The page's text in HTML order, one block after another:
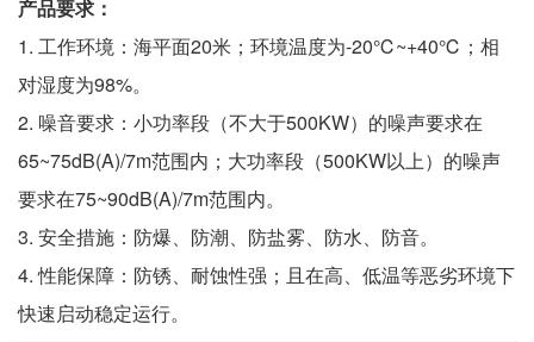
产品要求：
1. 工作环境：海平面20米；环境温度为-20℃~+40℃；相
对湿度为98%。
2. 噪音要求：小功率段（不大于500KW）的噪声要求在
65~75dB(A)/7m范围内；大功率段（500KW以上）的噪声
要求在75~90dB(A)/7m范围内。
3. 安全措施：防爆、防潮、防盐雾、防水、防音。
4. 性能保障：防锈、耐蚀性强；且在高、低温等恶劣环境下
快速启动稳定运行。